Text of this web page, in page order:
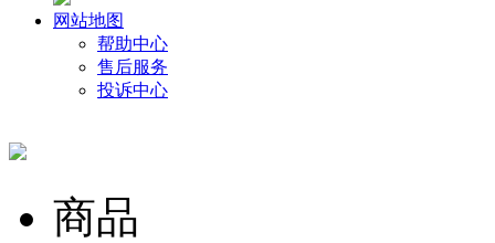
网站地图
帮助中心
售后服务
投诉中心
商品